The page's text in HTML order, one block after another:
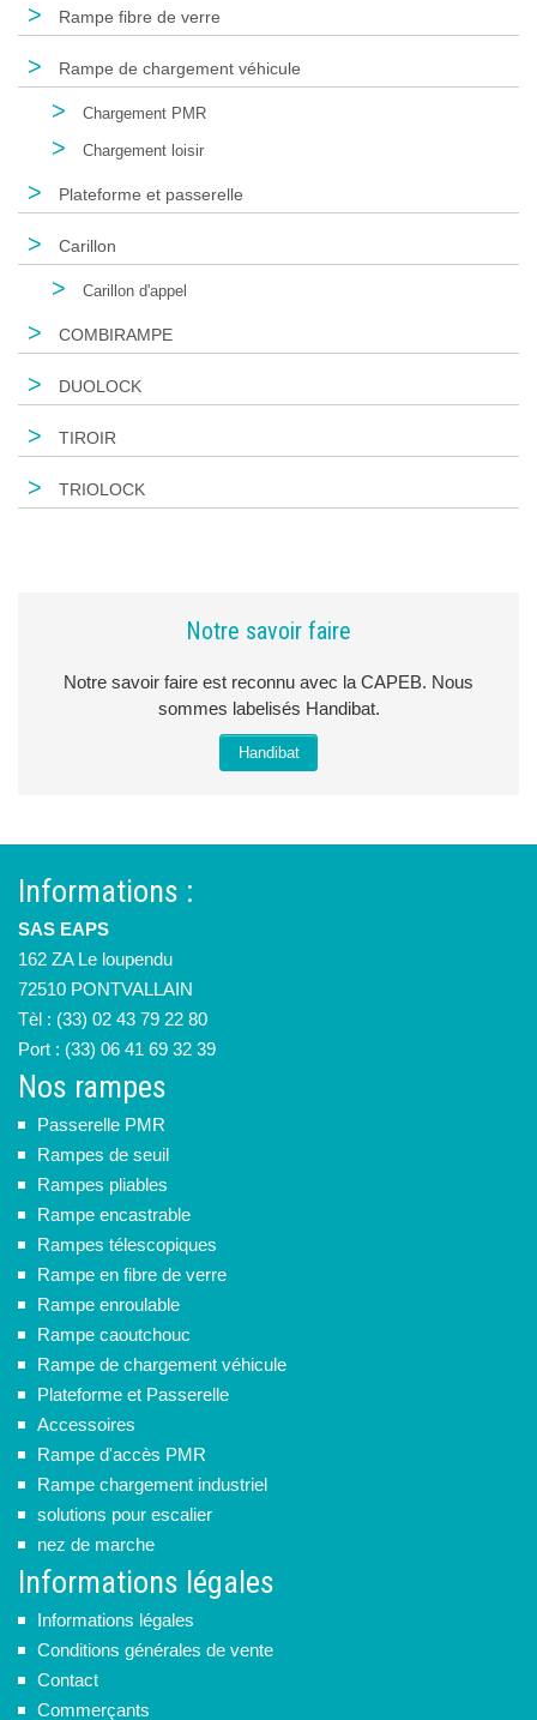
> Rampe fibre de verre
> Rampe de chargement véhicule
> Chargement PMR
> Chargement loisir
> Plateforme et passerelle
> Carillon
> Carillon d'appel
> COMBIRAMPE
> DUOLOCK
> TIROIR
> TRIOLOCK
Notre savoir faire
Notre savoir faire est reconnu avec la CAPEB. Nous
sommes labelisés Handibat.
Handibat
Informations :
SAS EAPS
162 ZA Le loupendu
72510 PONTVALLAIN
Tèl : (33) 02 43 79 22 80
Port : (33) 06 41 69 32 39
Nos rampes
Passerelle PMR
Rampes de seuil
Rampes pliables
Rampe encastrable
Rampes télescopiques
Rampe en fibre de verre
Rampe enroulable
Rampe caoutchouc
Rampe de chargement véhicule
Plateforme et Passerelle
Accessoires
Rampe d'accès PMR
Rampe chargement industriel
solutions pour escalier
nez de marche
Informations légales
Informations légales
Conditions générales de vente
Contact
Commerçants